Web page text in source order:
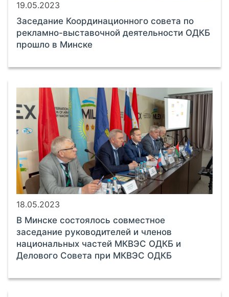
19.05.2023
Заседание Координационного совета по
рекламно-выставочной деятельности ОДКБ
прошло в Минске
18.05.2023
В Минске состоялось совместное
заседание руководителей и членов
национальных частей МКВЭС ОДКБ и
Делового Совета при МКВЭС ОДКБ